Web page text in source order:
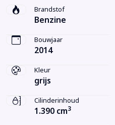
Brandstof
Benzine
Bouwjaar
2014
Kleur
grijs
Cilinderinhoud
1.390 cm3